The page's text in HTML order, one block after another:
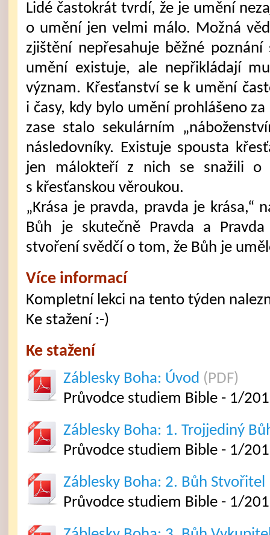
Lidé častokrát tvrdí, že je umění
o umění jen velmi málo. Možná
zjištění nepřesahuje běžné
umění existuje, ale nepřikládají
význam. Křesťanství se k umění
i časy, kdy bylo umění prohlášeno
zase stalo sekulárním
následovníky. Existuje spousta
jen málokteří z nich se snažili o
s křesťanskou věroukou.
„Krása je pravda, pravda je krása,“
Bůh je skutečně Pravda a
stvoření svědčí o tom, že Bůh je
Více informací
Kompletní lekci na tento týden
Ke stažení :-)
Ke stažení
Záblesky Boha: Úvod (PDF)
Průvodce studiem Bible - 1/
Záblesky Boha: 1. Trojjediný
Průvodce studiem Bible - 1/
Záblesky Boha: 2. Bůh Stvořitel
Průvodce studiem Bible - 1/